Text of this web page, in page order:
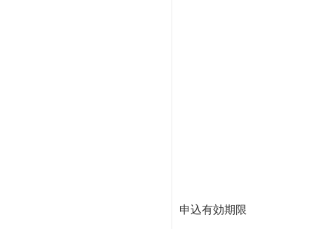
申込有効期限